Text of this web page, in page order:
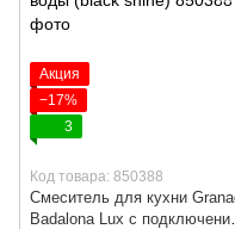
Акция
−17%
3
Код товара: 850388
Смеситель для кухни
Badalona Lux с